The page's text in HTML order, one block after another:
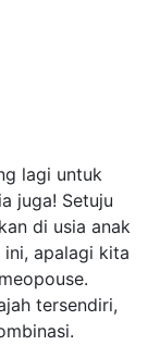
lagi untuk
juga! Setuju
di usia anak
apalagi kita
tersendiri,